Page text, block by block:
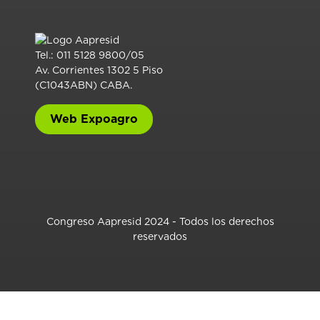
Tel.: 011 5128 9800/05
Av. Corrientes 1302 5 Piso
(C1043ABN) CABA.
Web Expoagro
Congreso Aapresid 2024 - Todos los derechos
reservados